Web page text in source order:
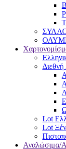
Lot
Lot
Αναλώσιμα/